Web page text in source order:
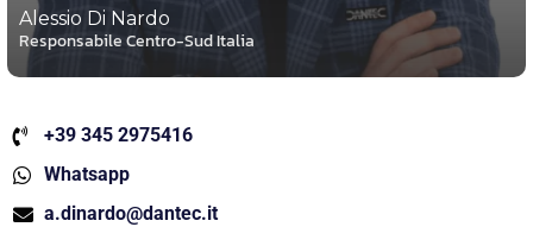
Alessio Di Nardo
Responsabile Centro-Sud Italia
+39 345 2975416
Whatsapp
a.dinardo@dantec.it